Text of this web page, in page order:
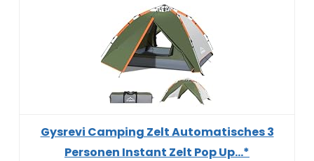
Gysrevi Camping Zelt Automatisches 3
Personen Instant Zelt Pop Up...*